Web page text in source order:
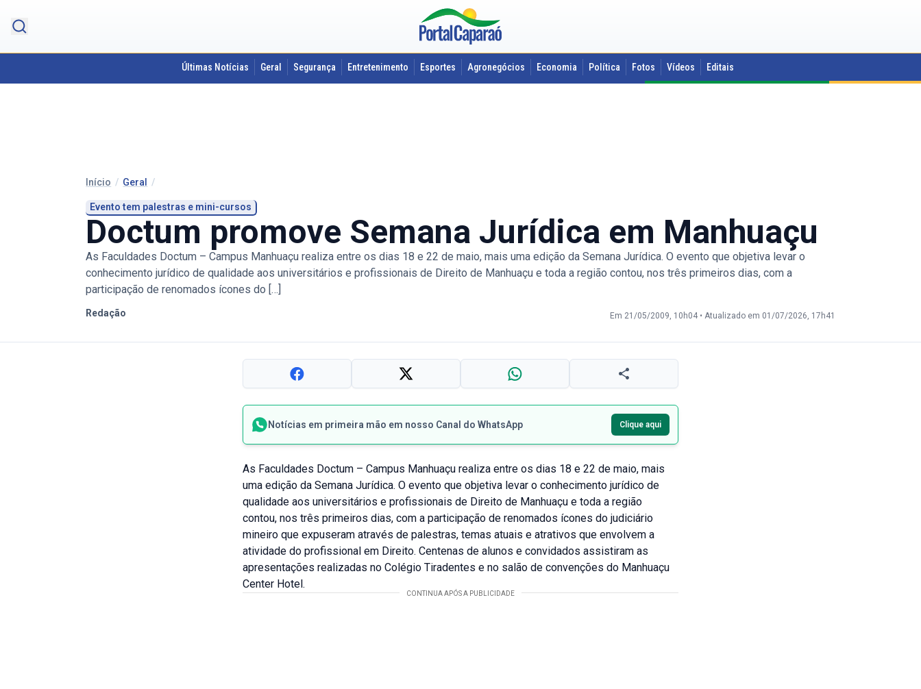
Últimas Notícias Geral Segurança Entretenimento Esportes Agronegócios Economia Política Fotos Vídeos Editais
Início / Geral /
Evento tem palestras e mini-cursos
Doctum promove Semana Jurídica em Manhuaçu
As Faculdades Doctum – Campus Manhuaçu realiza entre os dias 18 e 22 de maio, mais uma edição da Semana Jurídica. O evento que objetiva levar o
conhecimento jurídico de qualidade aos universitários e profissionais de Direito de Manhuaçu e toda a região contou, nos três primeiros dias, com a
participação de renomados ícones do […]
Redação Em 21/05/2009, 10h04 • Atualizado em 01/07/2026, 17h41
Notícias em primeira mão em nosso Canal do WhatsApp Clique aqui
As Faculdades Doctum – Campus Manhuaçu realiza entre os dias 18 e 22 de maio, mais
uma edição da Semana Jurídica. O evento que objetiva levar o conhecimento jurídico de
qualidade aos universitários e profissionais de Direito de Manhuaçu e toda a região
contou, nos três primeiros dias, com a participação de renomados ícones do judiciário
mineiro que expuseram através de palestras, temas atuais e atrativos que envolvem a
atividade do profissional em Direito. Centenas de alunos e convidados assistiram as
apresentações realizadas no Colégio Tiradentes e no salão de convenções do Manhuaçu
Center Hotel.